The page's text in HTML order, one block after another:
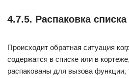
4.7.5. Распаковка
Происходит обратная ситуация
содержатся в списке или в
распакованы для вызова